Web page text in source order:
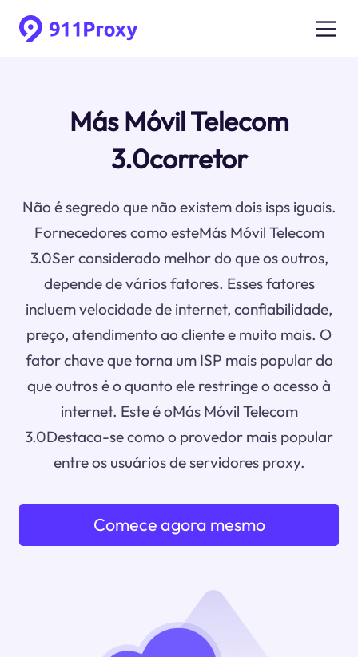
Más Móvil Telecom
3.0corretor
Não é segredo que não existem dois isps iguais.
Fornecedores como esteMás Móvil Telecom
3.0Ser considerado melhor do que os outros,
depende de vários fatores. Esses fatores
incluem velocidade de internet, confiabilidade,
preço, atendimento ao cliente e muito mais. O
fator chave que torna um ISP mais popular do
que outros é o quanto ele restringe o acesso à
internet. Este é oMás Móvil Telecom
3.0Destaca-se como o provedor mais popular
entre os usuários de servidores proxy.
Comece agora mesmo